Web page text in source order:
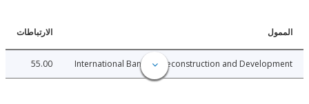
الارتباطات
International Bank for Reconstruction and
55.00